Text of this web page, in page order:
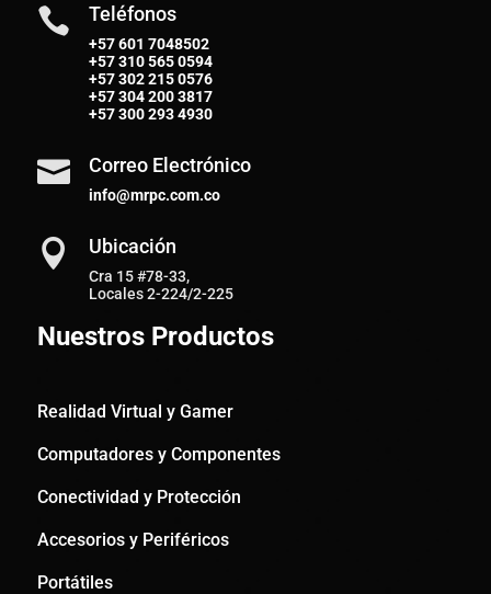
 Teléfonos
+57 601 7048502
+57310 565 0594
+57302 215 0576
+57304 200 3817
+57300 293 4930
 Correo Electrónico
info@mrpc.com.co
 Ubicación
Cra 15 #78-33,
Locales 2-224/2-225
Nuestros Productos
Realidad Virtual y Gamer
Computadores y Componentes
Conectividad y Protección
Accesorios y Periféricos
Portátiles